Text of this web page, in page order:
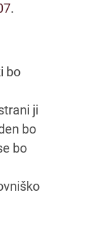
.
bo
ji
bo
bo